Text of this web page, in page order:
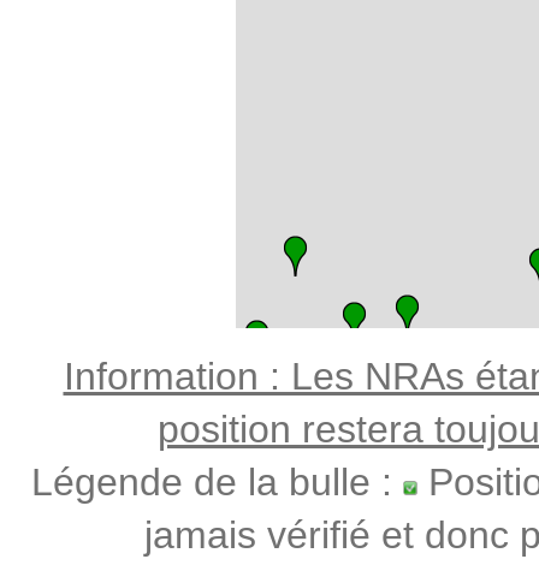
Information : Les NRAs
position restera
Légende de la bulle :
jamais vérifié et donc